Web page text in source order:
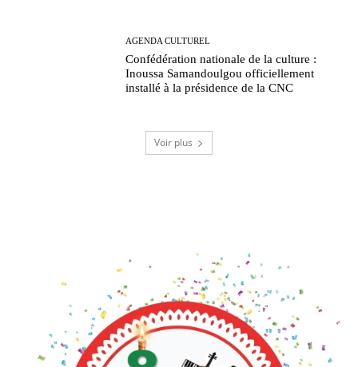
AGENDA CULTUREL
Confédération nationale de la culture :
Inoussa Samandoulgou officiellement
installé à la présidence de la CNC
Voir plus